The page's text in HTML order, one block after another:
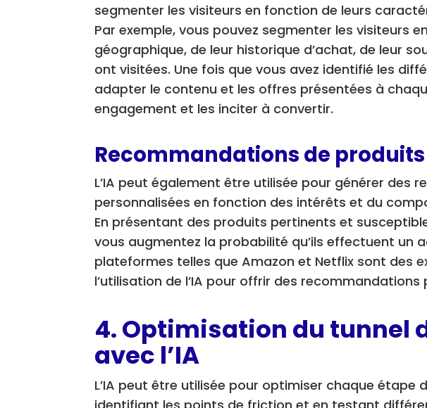
segmenter les visiteurs en fonction de leurs
Par exemple, vous pouvez segmenter les visiteurs
géographique, de leur historique d’achat, de leur
ont visitées. Une fois que vous avez identifié les
adapter le contenu et les offres présentées à
engagement et les inciter à convertir.
Recommandations de produits
L’IA peut également être utilisée pour générer des
personnalisées en fonction des intérêts et du
En présentant des produits pertinents et
vous augmentez la probabilité qu’ils effectuent un
plateformes telles que Amazon et Netflix sont des
l’utilisation de l’IA pour offrir des
4. Optimisation du tunnel
avec l’IA
L’IA peut être utilisée pour optimiser chaque étape